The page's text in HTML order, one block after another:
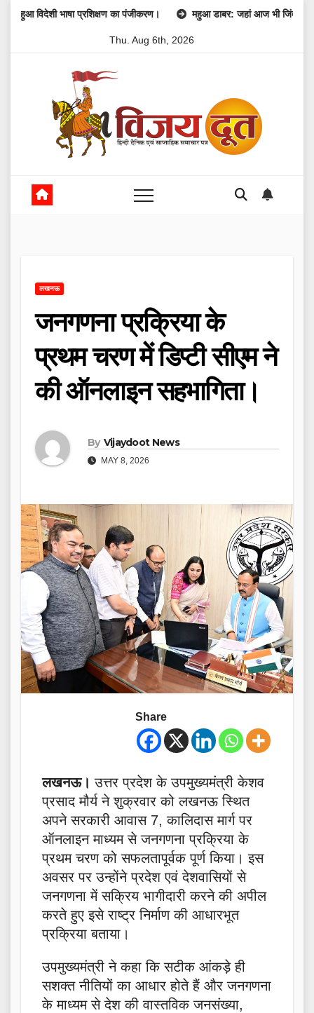
Skipभाषा प्रशिक्षण का पंजीकरण। महुआ डाबर: जहां आज भी जिंदा है 1857 की
Thu. Aug 6th, 2026
लखनऊ
जनगणना प्रक्रिया के
प्रथम चरण में डिप्टी सीएम ने
की ऑनलाइन सहभागिता।
By Vijaydoot News
MAY 8, 2026
Share
लखनऊ।उत्तर प्रदेश के उपमुख्यमंत्री केशव
प्रसाद मौर्य ने शुक्रवार को लखनऊ स्थित
अपने सरकारी आवास 7, कालिदास मार्ग पर
ऑनलाइन माध्यम से जनगणना प्रक्रिया के
प्रथम चरण को सफलतापूर्वक पूर्ण किया। इस
अवसर पर उन्होंने प्रदेश एवं देशवासियों से
जनगणना में सक्रिय भागीदारी करने की अपील
करते हुए इसे राष्ट्र निर्माण की आधारभूत
प्रक्रिया बताया।
उपमुख्यमंत्री ने कहा कि सटीक आंकड़े ही
सशक्त नीतियों का आधार होते हैं और जनगणना
के माध्यम से देश की वास्तविक जनसंख्या,